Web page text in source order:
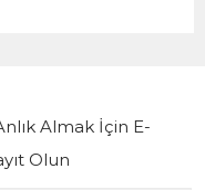
Almak İçin E-
Olun